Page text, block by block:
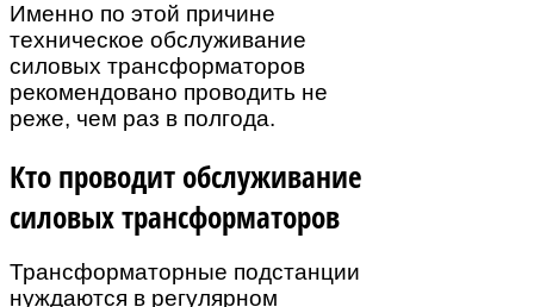
Именно по этой причине
техническое обслуживание
силовых трансформаторов
рекомендовано проводить не
реже, чем раз в полгода.
Кто проводит обслуживание
силовых трансформаторов
Трансформаторные подстанции
нуждаются в регулярном